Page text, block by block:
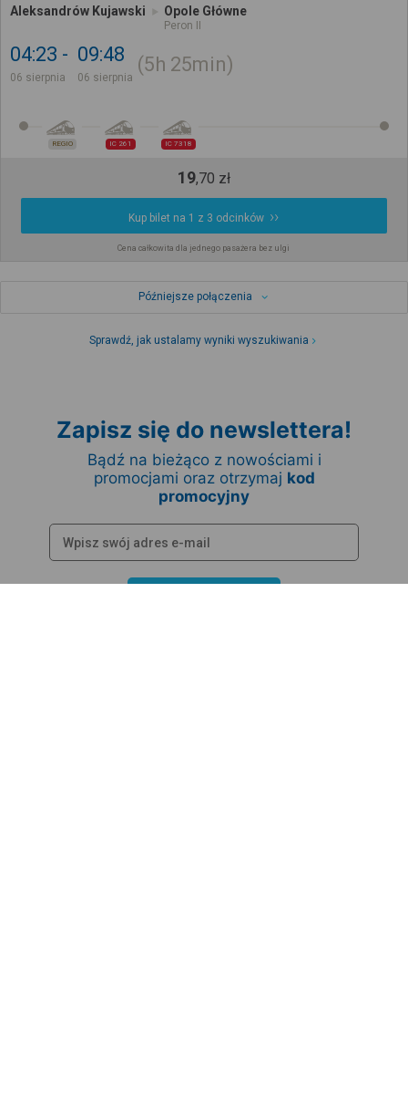
Aleksandrów Kujawski Opole Główne
Peron II
04:23
06 sierpnia
09:48
06 sierpnia
5h 25min
REGIO IC 261 IC 7318
19,70 zł
Kup bilet na 1 z 3 odcinków
Cena całkowita dla jednego pasażera bez ulgi
Późniejsze połączenia
Sprawdź, jak ustalamy wyniki wyszukiwania
Zapisz się do newslettera!
Bądź na bieżąco z nowościami i
promocjami oraz otrzymaj kod
promocyjny